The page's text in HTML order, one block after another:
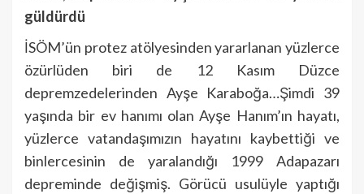
güldürdü
İSÖM’ün protez atölyesinden yararlanan yüzlerce
özürlüden biri de 12 Kasım Düzce
depremzedelerinden Ayşe Karaboğa…Şimdi 39
yaşında bir ev hanımı olan Ayşe Hanım’ın hayatı,
yüzlerce vatandaşımızın hayatını kaybettiği ve
binlercesinin de yaralandığı 1999 Adapazarı
depreminde değişmiş. Görücü usulüyle yaptığı